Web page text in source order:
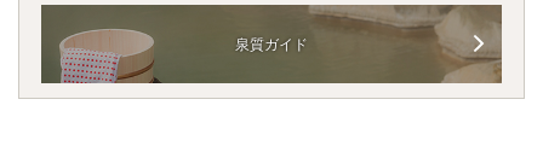
泉質ガイド